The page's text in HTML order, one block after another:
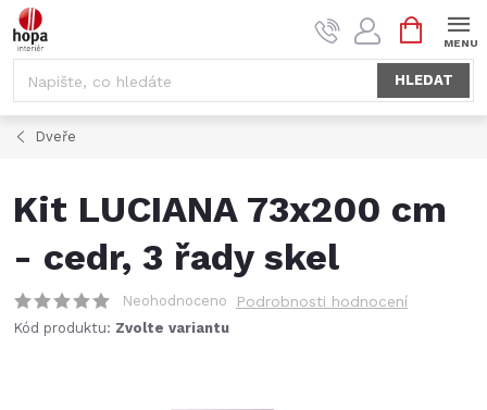
Přejít
na
HLEDAT
NÁKUPNÍ
KOŠÍK
Dveře
Kit LUCIANA 73x200 cm
- cedr, 3 řady skel
Neohodnoceno Podrobnosti hodnocení
Kód produktu: Zvolte variantu